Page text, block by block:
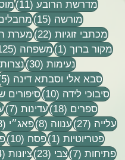
מדרשת הרובע (11) 11 פוסטים
מורשה (15) 15 פוסטים
מכתבי זוגיות (22) 22 פוסטים
מערת
מקור ברוך (1) פוסט 1
משפחה (125)
נעימות (30) 30 פוסטים
נצרות
סבא אלי וסבתא דינה (5)
סיבוכי לידה (10) 10 פוסטים
סיפורים
ספרים (18) 18 פוסטים
עדינות (7) 7 פוסטים
עלייה (27) 27 פוסטים
ענווה (8) 8 פוסטיםפאג״י (13)
פטריוטיות (1) פוסט 1
פסח (10)
10
פתיחות (7) 7 פוסטיםצבי (23) 23 פוסטים
ציונות (64)